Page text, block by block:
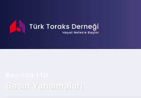
Basın Yansımaları